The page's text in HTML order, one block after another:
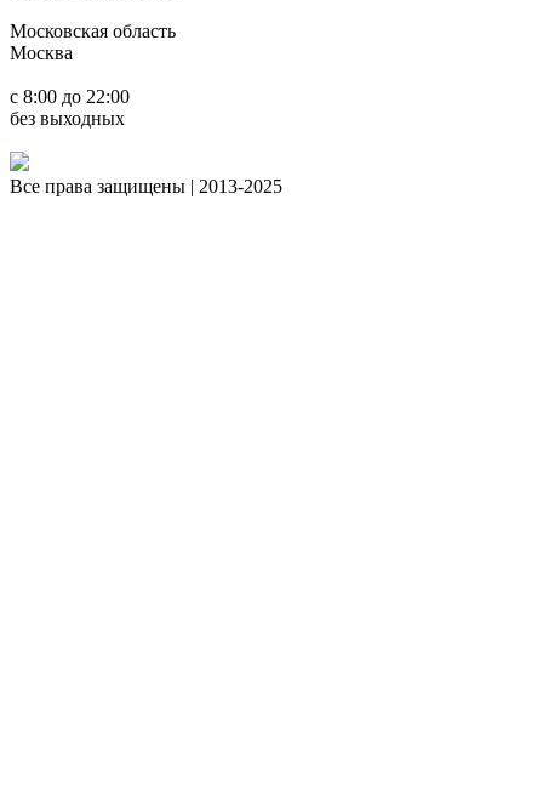
Московская область
Москва
с 8:00 до 22:00
без выходных
Все права защищены | 2013-2025